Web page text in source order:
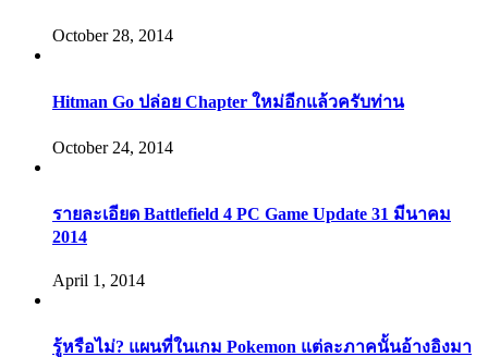
October 28, 2014
Hitman Go ปล่อย Chapter ใหม่อีกแล้วครับท่าน
October 24, 2014
รายละเอียด Battlefield 4 PC Game Update 31 มีนาคม
2014
April 1, 2014
รู้หรือไม่? แผนที่ในเกม Pokemon แต่ละภาคนั้นอ้างอิงมา